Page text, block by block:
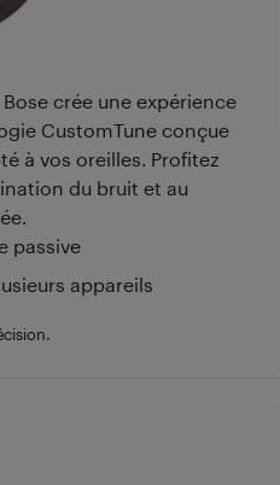
crée une expérience
CustomTune conçue
à vos oreilles. Profitez
du bruit et au
passive
appareils